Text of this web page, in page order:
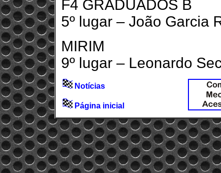
F4 GRADUADOS B
5º lugar – João Garcia
MIRIM
9º lugar – Leonardo
Notícias
Página inicial